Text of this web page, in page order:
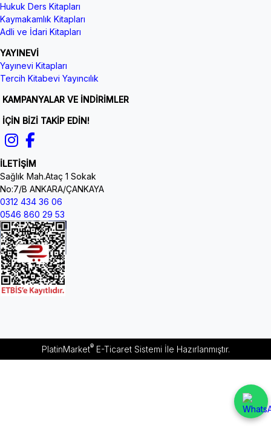
Hukuk Ders Kitapları
Kaymakamlık Kitapları
Adli ve İdari Kitapları
YAYINEVİ
Yayınevi Kitapları
Tercih Kitabevi Yayıncılık
KAMPANYALAR VE İNDİRİMLER
İÇİN BİZİ TAKİP EDİN!
İLETİŞİM
Sağlık Mah.Ataç 1 Sokak
No:7/B ANKARA/ÇANKAYA
0312 434 36 06
0546 860 29 53
PlatinMarket®E-Ticaret Sistemiİle Hazırlanmıştır.